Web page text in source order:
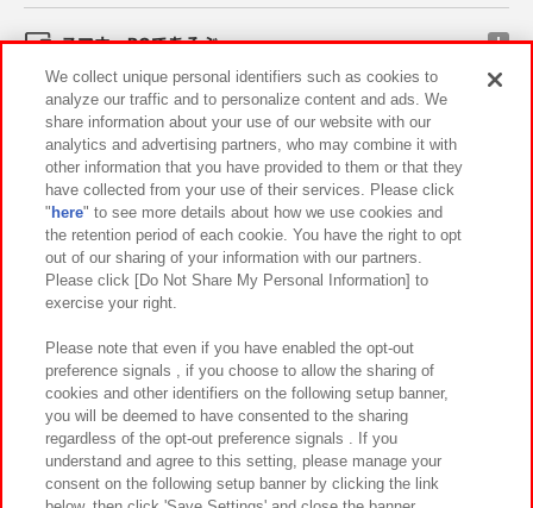
スマホ・PCであそぶ
イベント・キャンペーン
関連会社 サステナビリティ サイトポリシー
プライバシーポリシー ウェブアクセシビリティ方針と検証結果
お取引先さまとともに
カスタマーハラスメント対応方針 よくあるご質問・お問い合わせ
We collect unique personal identifiers such as cookies to
analyze our traffic and to personalize content and ads. We
share information about your use of our website with our
analytics and advertising partners, who may combine it with
other information that you have provided to them or that they
have collected from your use of their services. Please click
" here" to see more details about how we use cookies and
the retention period of each cookie. You have the right to opt
out of our sharing of your information with our partners.
Please click [Do Not Share My Personal Information] to
exercise your right.
Please note that even if you have enabled the opt-out
preference signals , if you choose to allow the sharing of
cookies and other identifiers on the following setup banner,
you will be deemed to have consented to the sharing
regardless of the opt-out preference signals . If you
understand and agree to this setting, please manage your
consent on the following setup banner by clicking the link